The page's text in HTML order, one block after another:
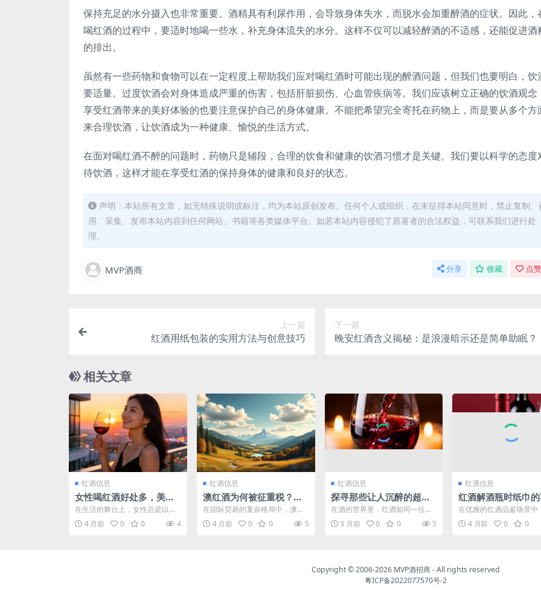
保持充足的水分摄入也非常重要。酒精具有利尿作用，会导致身体失水，而脱水会加重醉酒的症状。因此，
喝红酒的过程中，要适时地喝一些水，补充身体流失的水分。这样不仅可以减轻醉酒的不适感，还能促进酒
的排出。
虽然有一些药物和食物可以在一定程度上帮助我们应对喝红酒时可能出现的醉酒问题，但我们也要明白，饮
要适量。过度饮酒会对身体造成严重的伤害，包括肝脏损伤、心血管疾病等。我们应该树立正确的饮酒观念
享受红酒带来的美好体验的也要注意保护自己的身体健康。不能把希望完全寄托在药物上，而是要从多个方
来合理饮酒，让饮酒成为一种健康、愉悦的生活方式。
在面对喝红酒不醉的问题时，药物只是辅段，合理的饮食和健康的饮酒习惯才是关键。我们要以科学的态度
待饮酒，这样才能在享受红酒的保持身体的健康和良好的状态。
声明：本站所有文章，如无特殊说明或标注，均为本站原创发布。任何个人或组织，在未征得本站同意时，禁止复制、
用、采集、发布本站内容到任何网站、书籍等各类媒体平台。如若本站内容侵犯了原著者的合法权益，可联系我们进行处
理。
MVP酒商 分享 收藏 点
上一篇
红酒用纸包装的实用方法与创意技巧
下一篇
晚安红酒含义揭秘：是浪漫暗示还是简单助眠？
相关文章
红酒信息
女性喝红酒好处多，美容
养颜、助眠减压一个都不
少
在生活的舞台上，女性总是以各
种姿态展现着独特的魅力。而红
酒，这一充满浪漫与优雅气...
4 月前 0 0 4
红酒信息
澳红酒为何被征重税？背
后原因深度剖析
在国际贸易的复杂格局中，澳大
利亚红酒被征收重税这一现象引
发了广泛的关注和深入的思...
4 月前 0 0 5
红酒信息
探寻那些让人沉醉的超甜
好红酒名字
在酒的世界里，红酒如同一位优
雅的女神，散发着迷人的魅力。
那色泽如红宝石般璀璨，香...
3 月前 0 0 5
红酒信息
红酒解酒瓶时纸巾的
系法，轻松提升开
感
在优雅的红酒品鉴场景中
酒解酒瓶时系上纸巾是一
简单却蕴含着诸多细节与
4 月前 0 0
Copyright © 2006-2026 MVP酒招商- All rights reserved
粤ICP备2022077570号-2